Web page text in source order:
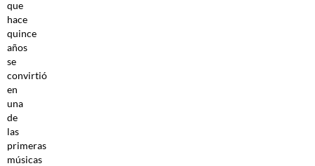
que
hace
quince
años
se
convirtió
en
una
de
las
primeras
músicas